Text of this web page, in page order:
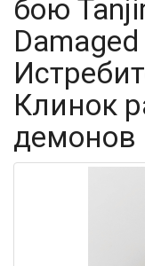
бою
Клинок
демонов